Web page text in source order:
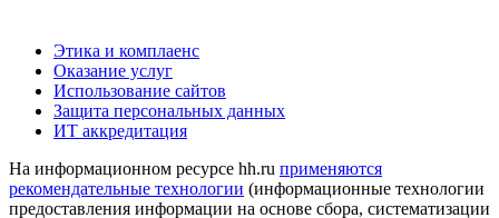
Этика и комплаенс
Оказание услуг
Использование сайтов
Защита персональных данных
ИТ аккредитация
На информационном ресурсе hh.ru применяются
рекомендательные технологии (информационные технологии
предоставления информации на основе сбора, систематизации